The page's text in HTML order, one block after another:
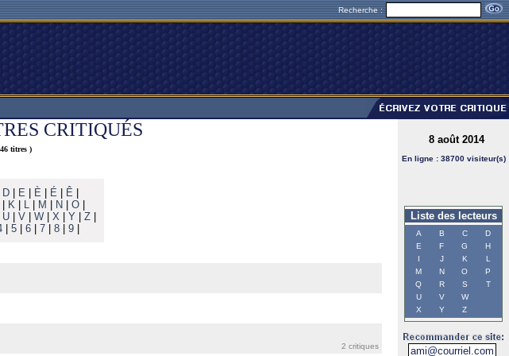
Recherche :
CRITIQUÉS
titres )
D E È É Ê
K| L| M N O|
U| V| W| X| Y| Z|
| 5| 6| 7| 8| 9|
2 critiques
8 août 2014
En ligne : 38700 visiteur(s)
Liste des lecteurs
A B C
D
E
F G
H
I
J K
L
M
N O
P
Q
R S
T
U
V
W
X
Y Z